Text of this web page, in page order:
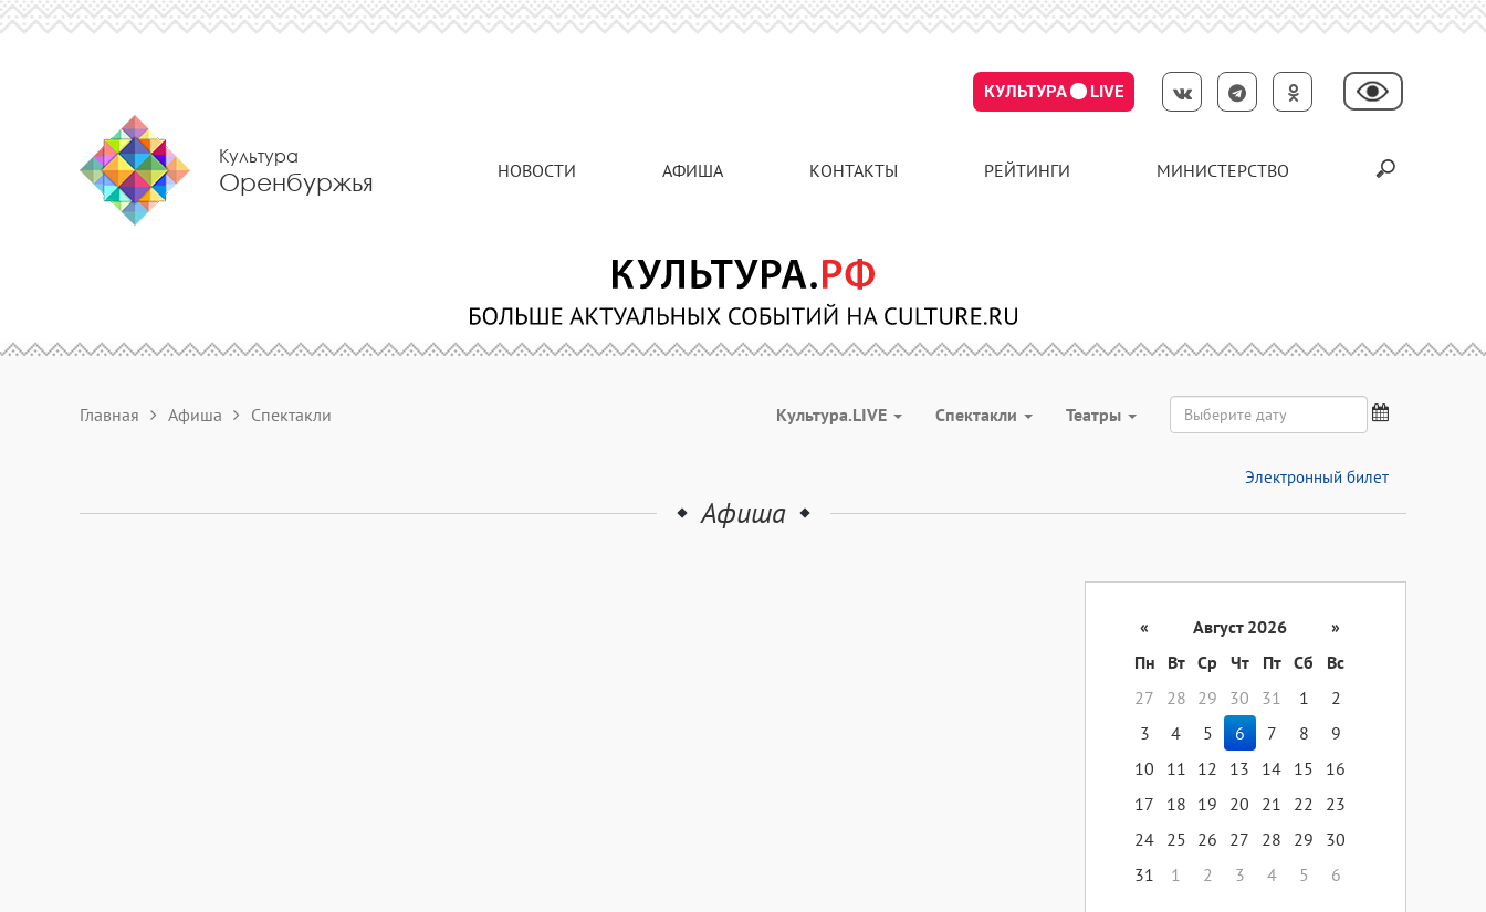
КУЛЬТУРА LIVE
Культура
Оренбуржья НОВОСТИ АФИША КОНТАКТЫ РЕЙТИНГИ МИНИСТЕРСТВО
Главная Афиша Спектакли Культура.LIVE Спектакли Театры
Электронный билет
Афиша
« Август 2026
»
Пн
Вт Ср Чт Пт Сб
Вс
27
28 29 30 31 1
2
3
4 5 6 7 8
9
10
11 12 13 14 15
16
17
18 19 20 21 22
23
24 25 26 27 28 29
30
31
1 2 3 4 5 6